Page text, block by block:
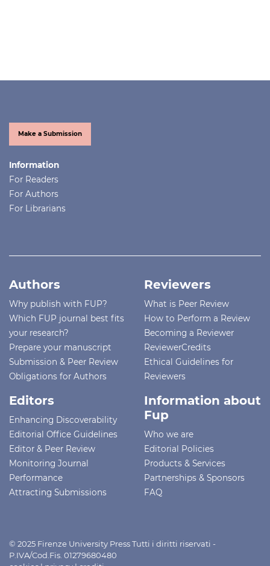
Make a Submission
Information
For Readers
For Authors
For Librarians
Authors
Why publish with FUP?
Which FUP journal best fits
your research?
Prepare your manuscript
Submission & Peer Review
Obligations for Authors
Reviewers
What is Peer Review
How to Perform a Review
Becoming a Reviewer
ReviewerCredits
Ethical Guidelines for
Reviewers
Editors
Enhancing Discoverability
Editorial Office Guidelines
Editor & Peer Review
Monitoring Journal
Performance
Attracting Submissions
Information about
Fup
Who we are
Editorial Policies
Products & Services
Partnerships & Sponsors
FAQ
© 2025 Firenze University Press Tutti i diritti riservati -
P.IVA/Cod.Fis. 01279680480